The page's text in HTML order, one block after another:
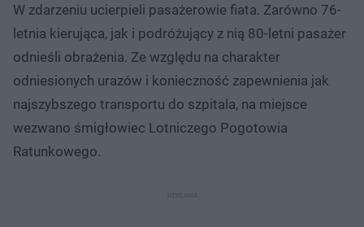
W zdarzeniu ucierpieli pasażerowie fiata. Zarówno 76-
letnia kierująca, jak i podróżujący z nią 80-letni pasażer
odnieśli obrażenia. Ze względu na charakter
odniesionych urazów i konieczność zapewnienia jak
najszybszego transportu do szpitala, na miejsce
wezwano śmigłowiec Lotniczego Pogotowia
Ratunkowego.